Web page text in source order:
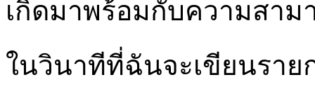
เกิดมาพร้อมกับความสาม
ในวินาทีที่ฉันจะเขียนรา